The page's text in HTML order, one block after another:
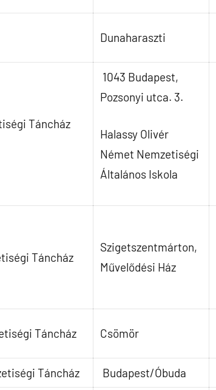
Dunaharaszti
Táncház
1043 Budapest,
Pozsonyi utca. 3.
Halassy Olivér
Német Nemzetiségi
Általános Iskola
Táncház
Szigetszentmárton,
Művelődési Ház
Táncház Csömör
Táncház Budapest/Óbuda